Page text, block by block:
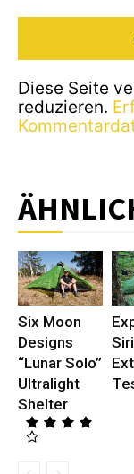
Diese Seite
reduzieren.
Six Moon
Designs
“Lunar Solo”
Ultralight
Shelter